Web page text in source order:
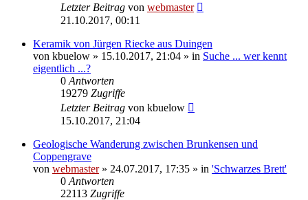
Letzter Beitrag von webmaster
21.10.2017, 00:11
Keramik von Jürgen Riecke aus Duingen
von kbuelow » 15.10.2017, 21:04 » in Suche ... wer kennt
eigentlich ...?
0 Antworten
19279 Zugriffe
Letzter Beitrag von kbuelow
15.10.2017, 21:04
Geologische Wanderung zwischen Brunkensen und
Coppengrave
von webmaster» 24.07.2017, 17:35 » in 'Schwarzes Brett'
0 Antworten
22113 Zugriffe